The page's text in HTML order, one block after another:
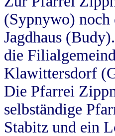
(Sypnywo) noch
Jagdhaus
die
Klawittersdorf
Die Pfarrei
selbständige
Stabitz und ein